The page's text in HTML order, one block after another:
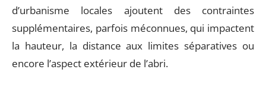
d’urbanisme locales ajoutent des contraintes
supplémentaires, parfois méconnues, qui impactent
la hauteur, la distance aux limites séparatives ou
encore l’aspect extérieur de l’abri.